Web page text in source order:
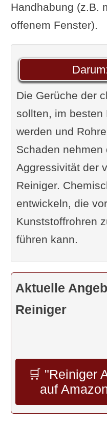
Handhabung (z.B.
offenem Fenster).
Die Gerüche der
sollten, im besten
werden und
Schaden nehmen
Aggressivität der
Reiniger.
entwickeln, die
Kunststoffrohren
führen kann.
Aktuelle
Reiniger
🛒 "Reiniger
auf